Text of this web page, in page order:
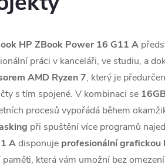
HP ZBook Power 16 G11 A
práci v kanceláři, ve studiu, a
AMD Ryzen 7, který je
s tím spojené. V kombinaci se
procesů vypořádá během
při spuštění více programů
Adisponuje profesionální
která vám umožní bez